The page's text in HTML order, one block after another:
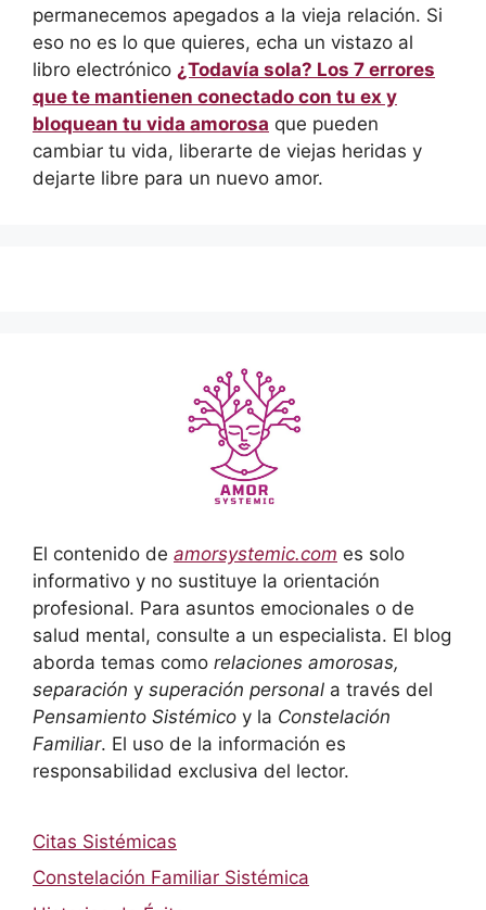
permanecemos apegados a la vieja relación. Si
eso no es lo que quieres, echa un vistazo al
libro electrónico ¿Todavía sola? Los 7 errores
que te mantienen conectado con tu ex y
bloquean tu vida amorosa que pueden
cambiar tu vida, liberarte de viejas heridas y
dejarte libre para un nuevo amor.
El contenido de amorsystemic.com es solo
informativo y no sustituye la orientación
profesional. Para asuntos emocionales o de
salud mental, consulte a un especialista. El blog
aborda temas como relaciones amorosas,
separación y superación personal a través del
Pensamiento Sistémico y la Constelación
Familiar. El uso de la información es
responsabilidad exclusiva del lector.
Citas Sistémicas
Constelación Familiar Sistémica